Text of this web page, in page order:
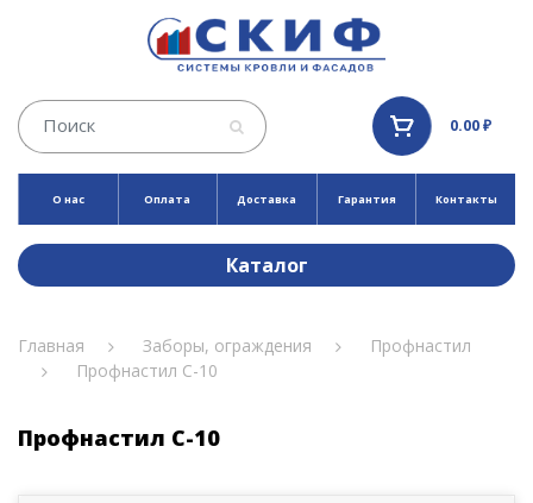
0.00 ₽
О нас Оплата Доставка Гарантия Контакты
Каталог
Главная Заборы, ограждения
Профнастил
Профнастил С-10
Профнастил С-10